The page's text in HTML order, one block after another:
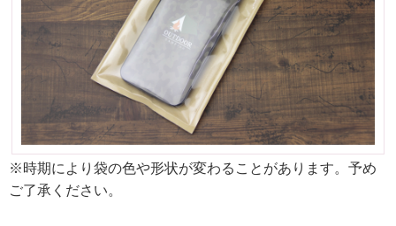
※時期により袋の色や形状が変わることがあります。予め
ご了承ください。